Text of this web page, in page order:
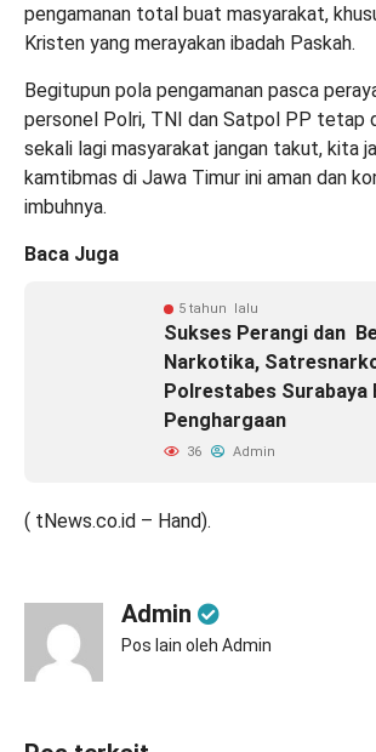
pengamanan total buat masyarakat,
Kristen yang merayakan ibadah Paskah.
Begitupun pola pengamanan pasca
personel Polri, TNI dan Satpol PP tetap
sekali lagi masyarakat jangan takut, kita
kamtibmas di Jawa Timur ini aman dan
imbuhnya.
Baca Juga
5 tahun lalu
Sukses Perangi dan
Narkotika,
Polrestabes Surabaya
Penghargaan
36 Admin
( tNews.co.id – Hand).
Admin
Pos lain oleh Admin